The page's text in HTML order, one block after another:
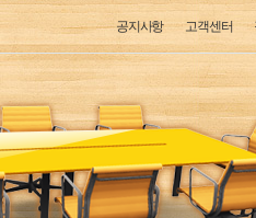
고객센터
공지사항